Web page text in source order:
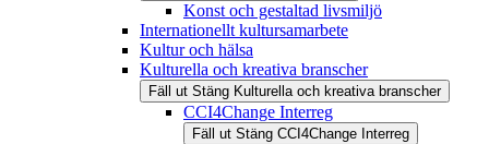
Konst och gestaltad livsmiljö
Internationellt kultursamarbete
Kultur och hälsa
Kulturella och kreativa branscher
Fäll ut Stäng Kulturella och kreativa branscher
CCI4Change Interreg
Fäll ut Stäng CCI4Change Interreg